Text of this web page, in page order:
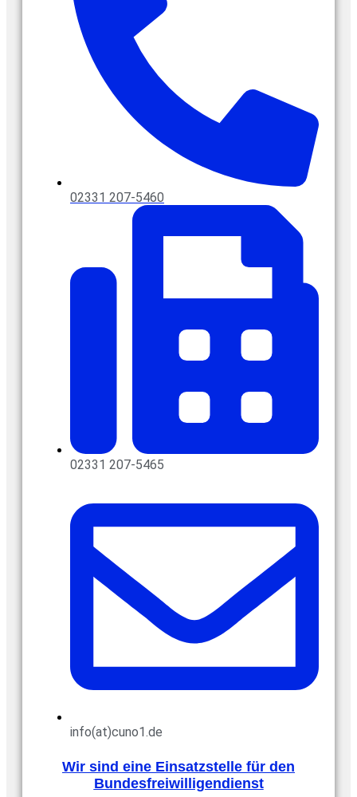
02331 207-5460
02331 207-5465
info(at)cuno1.de
Wir sind eine Einsatzstelle für den
Bundesfreiwilligendienst